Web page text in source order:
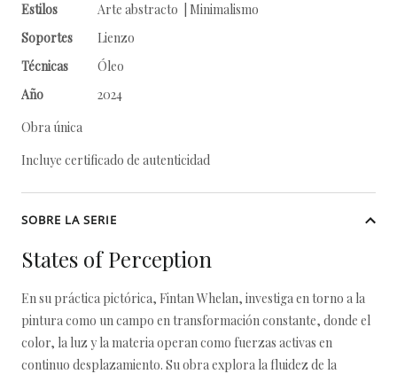
Estilos
Arte abstracto | Minimalismo
Soportes
Lienzo
Técnicas
Óleo
Año
2024
Obra única
Incluye certificado de autenticidad
SOBRE LA SERIE
States of Perception
En su práctica pictórica, Fintan Whelan, investiga en torno a la
pintura como un campo en transformación constante, donde el
color, la luz y la materia operan como fuerzas activas en
continuo desplazamiento. Su obra explora la fluidez de la